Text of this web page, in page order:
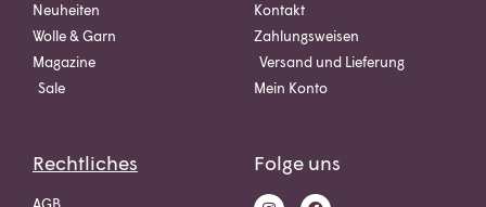
Neuheiten
Wolle & Garn
Magazine
Sale
Kontakt
Zahlungsweisen
Versand und Lieferung
Mein Konto
Rechtliches Folge uns